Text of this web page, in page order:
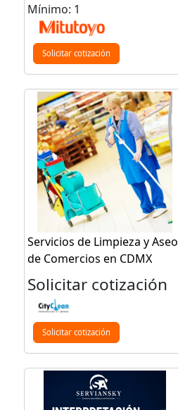
Mínimo: 1
Solicitar cotización
Servicios de Limpieza y Aseo
de Comercios en CDMX
Solicitar cotización
Solicitar cotización